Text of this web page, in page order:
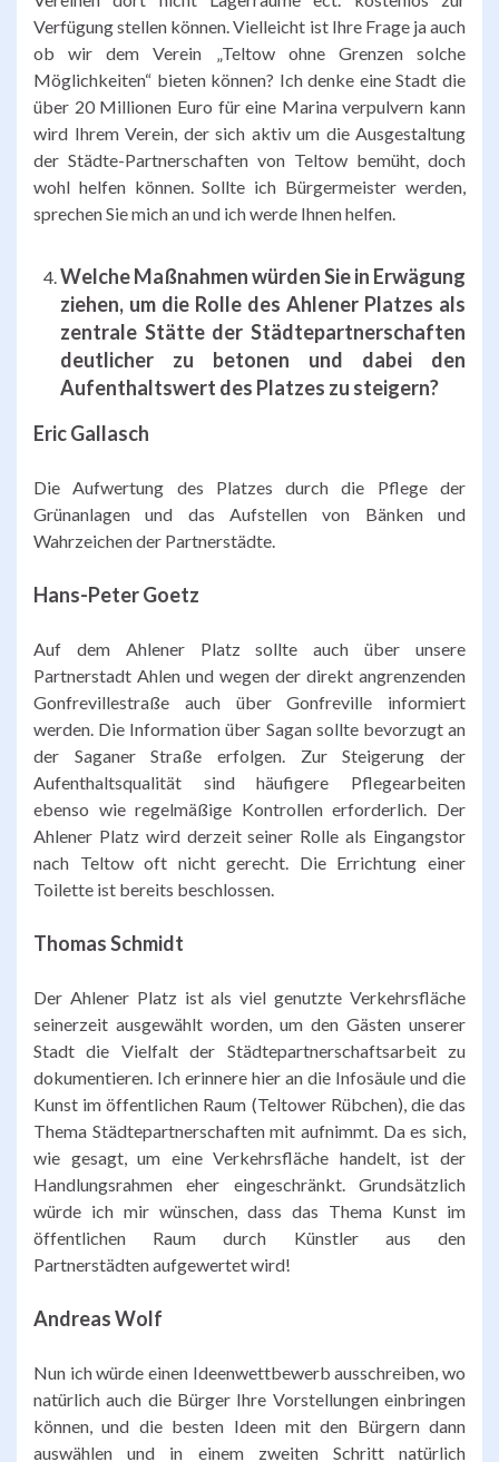
Verfügung stellen können. Vielleicht ist Ihre Frage ja auch
ob wir dem Verein „Teltow ohne Grenzen solche
Möglichkeiten“ bieten können? Ich denke eine Stadt die
über 20 Millionen Euro für eine Marina verpulvern kann
wird Ihrem Verein, der sich aktiv um die Ausgestaltung
der Städte-Partnerschaften von Teltow bemüht, doch
wohl helfen können. Sollte ich Bürgermeister werden,
sprechen Sie mich an und ich werde Ihnen helfen.
Welche Maßnahmen würden Sie in Erwägung
ziehen, um die Rolle des Ahlener Platzes als
zentrale Stätte der Städtepartnerschaften
deutlicher zu betonen und dabei den
Aufenthaltswert des Platzes zu steigern?
Eric Gallasch
Die Aufwertung des Platzes durch die Pflege der
Grünanlagen und das Aufstellen von Bänken und
Wahrzeichen der Partnerstädte.
Hans-Peter Goetz
Auf dem Ahlener Platz sollte auch über unsere
Partnerstadt Ahlen und wegen der direkt angrenzenden
Gonfrevillestraße auch über Gonfreville informiert
werden. Die Information über Sagan sollte bevorzugt an
der Saganer Straße erfolgen. Zur Steigerung der
Aufenthaltsqualität sind häufigere Pflegearbeiten
ebenso wie regelmäßige Kontrollen erforderlich. Der
Ahlener Platz wird derzeit seiner Rolle als Eingangstor
nach Teltow oft nicht gerecht. Die Errichtung einer
Toilette ist bereits beschlossen.
Thomas Schmidt
Der Ahlener Platz ist als viel genutzte Verkehrsfläche
seinerzeit ausgewählt worden, um den Gästen unserer
Stadt die Vielfalt der Städtepartnerschaftsarbeit zu
dokumentieren. Ich erinnere hier an die Infosäule und die
Kunst im öffentlichen Raum (Teltower Rübchen), die das
Thema Städtepartnerschaften mit aufnimmt. Da es sich,
wie gesagt, um eine Verkehrsfläche handelt, ist der
Handlungsrahmen eher eingeschränkt. Grundsätzlich
würde ich mir wünschen, dass das Thema Kunst im
öffentlichen Raum durch Künstler aus den
Partnerstädten aufgewertet wird!
Andreas Wolf
Nun ich würde einen Ideenwettbewerb ausschreiben, wo
natürlich auch die Bürger Ihre Vorstellungen einbringen
können, und die besten Ideen mit den Bürgern dann
auswählen und in einem zweiten Schritt natürlich